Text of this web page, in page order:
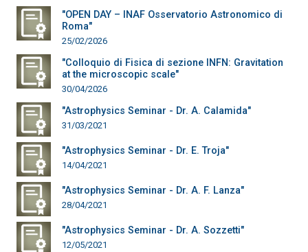
"OPEN DAY – INAF Osservatorio Astronomico di
Roma"
25/02/2026
"Colloquio di Fisica di sezione INFN: Gravitation
at the microscopic scale"
30/04/2026
"Astrophysics Seminar - Dr. A. Calamida"
31/03/2021
"Astrophysics Seminar - Dr. E. Troja"
14/04/2021
"Astrophysics Seminar - Dr. A. F. Lanza"
28/04/2021
"Astrophysics Seminar - Dr. A. Sozzetti"
12/05/2021